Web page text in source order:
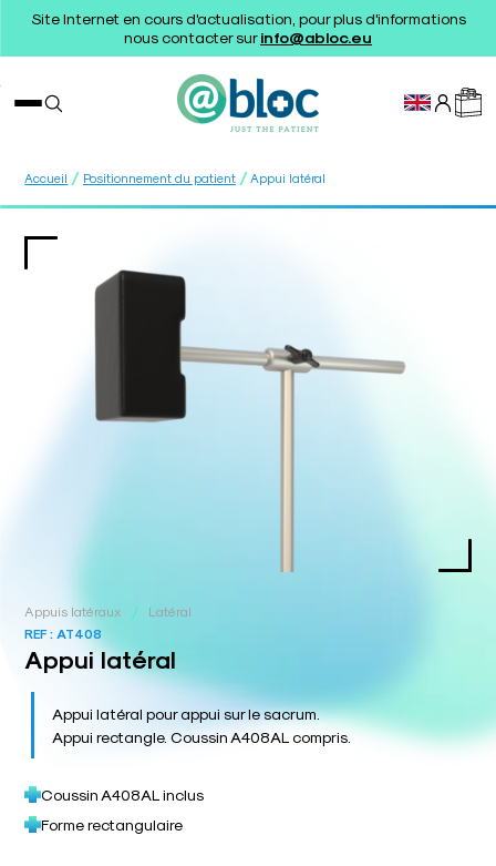
Site Internet en cours d'actualisation, pour plus d'informations
nous contacter surinfo@abloc.eu
Accueil / Positionnement du patient / Appui latéral
Appuis latéraux /
Latéral
REF : AT408
Appui latéral
Appui latéral pour appui sur le sacrum.
Appui rectangle. Coussin A408AL compris.
Coussin A408AL inclus
Forme rectangulaire